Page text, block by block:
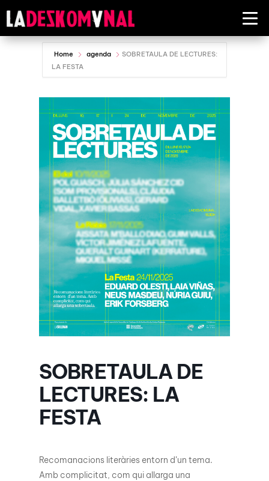
Home agenda
SOBRETAULA DE LECTURES:
LA FESTA
SOBRETAULA DE
LECTURES: LA
FESTA
Recomanacions literàries entorn d’un tema.
Amb complicitat, com qui allarga una